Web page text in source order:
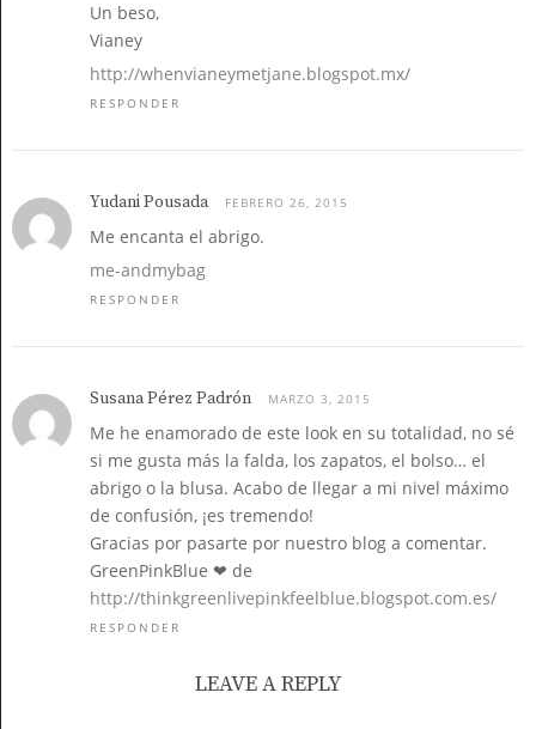
Un beso,
Vianey
http://whenvianeymetjane.blogspot.mx/
RESPONDER
Yudani Pousada FEBRERO 26, 2015
Me encanta el abrigo.
me-andmybag
RESPONDER
Susana Pérez Padrón MARZO 3, 2015
Me he enamorado de este look en su totalidad, no sé
si me gusta más la falda, los zapatos, el bolso… el
abrigo o la blusa. Acabo de llegar a mi nivel máximo
de confusión, ¡es tremendo!
Gracias por pasarte por nuestro blog a comentar.
GreenPinkBlue ❤ de
http://thinkgreenlivepinkfeelblue.blogspot.com.es/
RESPONDER
LEAVE A REPLY